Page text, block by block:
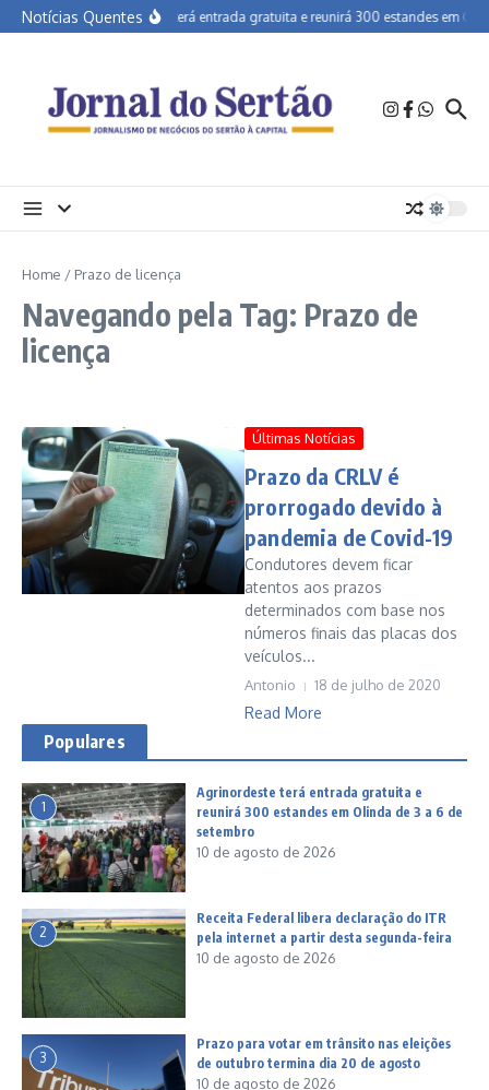
Ir para o conteúdo
Notícias QuentesAgrinordeste terá entrada gratuita e reunirá 300 estandes em
Home / Prazo de licença
Navegando pela Tag: Prazo de
licença
Últimas Notícias
Prazo da CRLV é
prorrogado devido à
pandemia de Covid-19
Condutores devem ficar
atentos aos prazos
determinados com base nos
números finais das placas dos
veículos...
Antonio 18 de julho de 2020
Read More
Populares
1
Agrinordeste terá entrada gratuita e
reunirá 300 estandes em Olinda de 3 a 6 de
setembro
10 de agosto de 2026
2
Receita Federal libera declaração do ITR
pela internet a partir desta segunda-feira
10 de agosto de 2026
3
Prazo para votar em trânsito nas eleições
de outubro termina dia 20 de agosto
10 de agosto de 2026